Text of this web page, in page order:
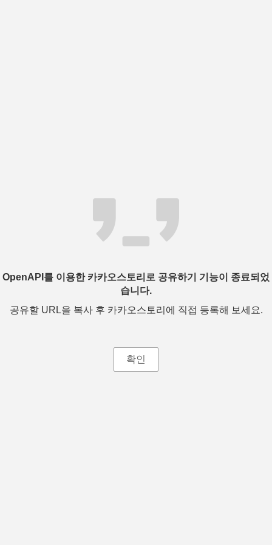
OpenAPI를 이용한 카카오스토리로 공유하기 기능이 종료되었
습니다.
공유할 URL을 복사 후 카카오스토리에 직접 등록해 보세요.
확인